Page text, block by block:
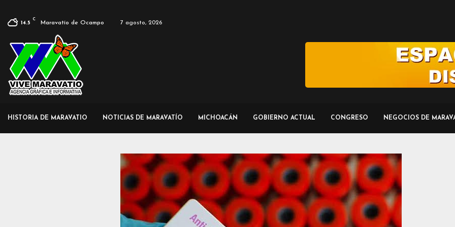
14.5
C
Maravatío de Ocampo 7 agosto, 2026
HISTORIA DE MARAVATIO NOTICIAS DE MARAVATÍO MICHOACÁN GOBIERNO ACTUAL CONGRESO NEGOCIOS DE